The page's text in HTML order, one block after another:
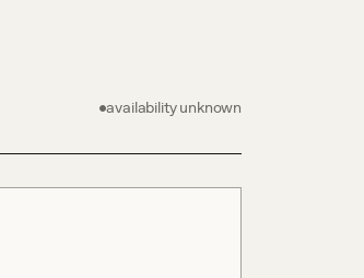
availability unknown